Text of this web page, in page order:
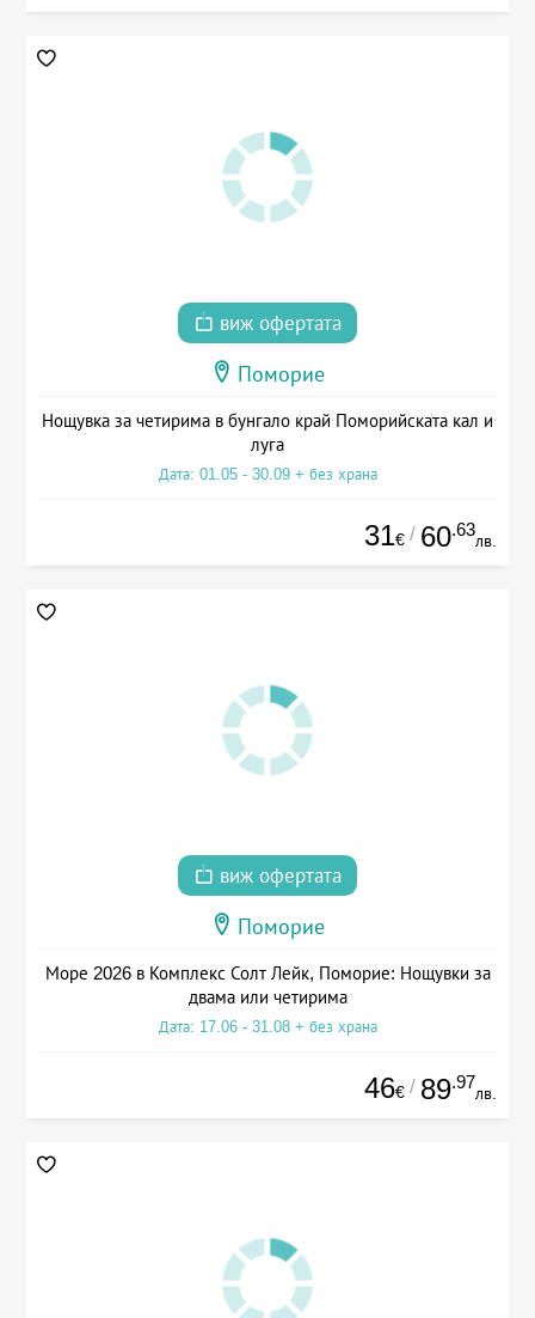
виж офертата
Поморие
Нощувка за четирима в бунгало край Поморийската кал и
луга
Дата: 01.05 - 30.09 + без храна
31€ / 60.63
лв.
виж офертата
Поморие
Море 2026 в Комплекс Солт Лейк, Поморие: Нощувки за
двама или четирима
Дата: 17.06 - 31.08 + без храна
46€ / 89.97
лв.